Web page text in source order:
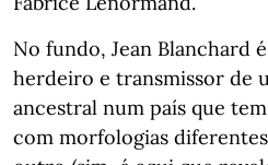
No fundo, Jean Blanchard
herdeiro e transmissor de
ancestral num país que
com morfologias